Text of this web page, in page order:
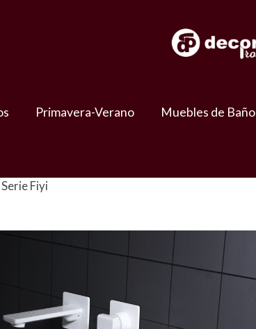
Primavera-Verano Muebles de Baño
Fiyi